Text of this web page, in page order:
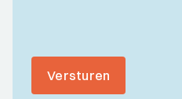
Versturen